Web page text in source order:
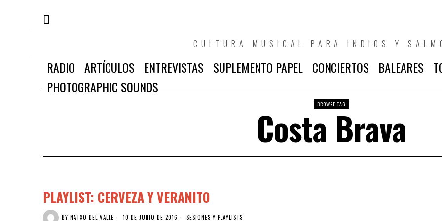
CULTURA MUSICAL PARA INDIOS Y
RADIO ARTÍCULOS ENTREVISTAS SUPLEMENTO PAPEL CONCIERTOS BALEARES
PHOTOGRAPHIC SOUNDS
BROWSE TAG
Costa Brava
PLAYLIST: CERVEZA Y VERANITO
BY NATXO DEL VALLE 10 DE JUNIO DE 2016 SESIONES Y PLAYLISTS